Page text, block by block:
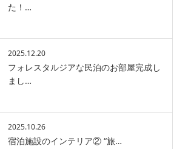
た！…
2025.12.20
フォレスタルジアな民泊のお部屋完成し
まし…
2025.10.26
宿泊施設のインテリア② “旅…